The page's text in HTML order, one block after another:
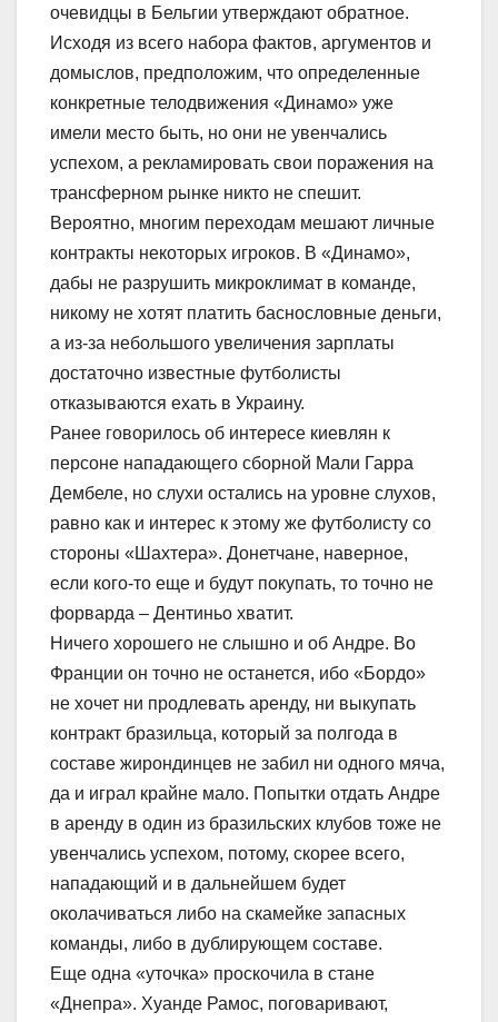
очевидцы в Бельгии утверждают обратное.
Исходя из всего набора фактов, аргументов и
домыслов, предположим, что определенные
конкретные телодвижения «Динамо» уже
имели место быть, но они не увенчались
успехом, а рекламировать свои поражения на
трансферном рынке никто не спешит.
Вероятно, многим переходам мешают личные
контракты некоторых игроков. В «Динамо»,
дабы не разрушить микроклимат в команде,
никому не хотят платить баснословные деньги,
а из-за небольшого увеличения зарплаты
достаточно известные футболисты
отказываются ехать в Украину.
Ранее говорилось об интересе киевлян к
персоне нападающего сборной Мали Гарра
Дембеле, но слухи остались на уровне слухов,
равно как и интерес к этому же футболисту со
стороны «Шахтера». Донетчане, наверное,
если кого-то еще и будут покупать, то точно не
форварда – Дентиньо хватит.
Ничего хорошего не слышно и об Андре. Во
Франции он точно не останется, ибо «Бордо»
не хочет ни продлевать аренду, ни выкупать
контракт бразильца, который за полгода в
составе жирондинцев не забил ни одного мяча,
да и играл крайне мало. Попытки отдать Андре
в аренду в один из бразильских клубов тоже не
увенчались успехом, потому, скорее всего,
нападающий и в дальнейшем будет
околачиваться либо на скамейке запасных
команды, либо в дублирующем составе.
Еще одна «уточка» проскочила в стане
«Днепра». Хуанде Рамос, поговаривают,